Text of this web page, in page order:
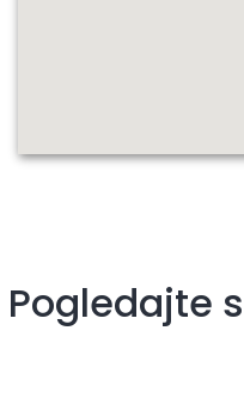
Pogledajte